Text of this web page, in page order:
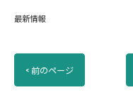
最新情報
< 前のページ